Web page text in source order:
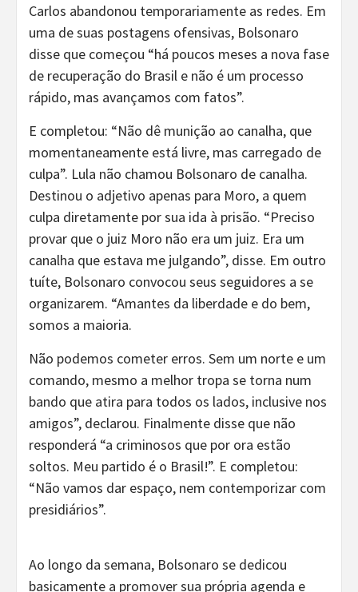
Carlos abandonou temporariamente as redes. Em
uma de suas postagens ofensivas, Bolsonaro
disse que começou “há poucos meses a nova fase
de recuperação do Brasil e não é um processo
rápido, mas avançamos com fatos”.
E completou: “Não dê munição ao canalha, que
momentaneamente está livre, mas carregado de
culpa”. Lula não chamou Bolsonaro de canalha.
Destinou o adjetivo apenas para Moro, a quem
culpa diretamente por sua ida à prisão. “Preciso
provar que o juiz Moro não era um juiz. Era um
canalha que estava me julgando”, disse. Em outro
tuíte, Bolsonaro convocou seus seguidores a se
organizarem. “Amantes da liberdade e do bem,
somos a maioria.
Não podemos cometer erros. Sem um norte e um
comando, mesmo a melhor tropa se torna num
bando que atira para todos os lados, inclusive nos
amigos”, declarou. Finalmente disse que não
responderá “a criminosos que por ora estão
soltos. Meu partido é o Brasil!”. E completou:
“Não vamos dar espaço, nem contemporizar com
presidiários”.
Ao longo da semana, Bolsonaro se dedicou
basicamente a promover sua própria agenda e